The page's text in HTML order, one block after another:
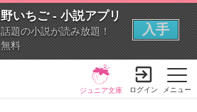
野いちご - 小説アプリ
話題の小説が読み放題！
無料
入手
メニュー
ジュニア文庫 ログイン